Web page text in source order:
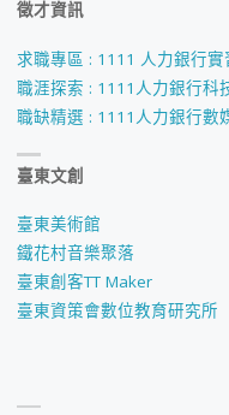
徵才資訊
求職專區 : 1111 人力銀行
職涯探索 : 1111人力銀行科
職缺精選 : 1111人力銀行數
臺東文創
臺東美術館
鐵花村音樂聚落
臺東創客TT Maker
臺東資策會數位教育研究所